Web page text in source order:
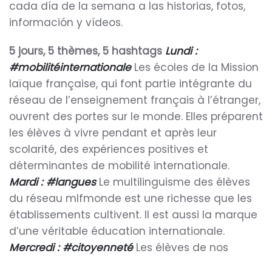
cada día de la semana a las historias, fotos,
información y vídeos.
5 jours, 5 thèmes, 5 hashtags Lundi :
#mobilitéinternationaleLes écoles de la Mission
laïque française, qui font partie intégrante du
réseau de l’enseignement français à l’étranger,
ouvrent des portes sur le monde. Elles préparent
les élèves à vivre pendant et après leur
scolarité, des expériences positives et
déterminantes de mobilité internationale.
Mardi : #languesLe multilinguisme des élèves
du réseau mlfmonde est une richesse que les
établissements cultivent. Il est aussi la marque
d’une véritable éducation internationale.
Mercredi : #citoyennetéLes élèves de nos